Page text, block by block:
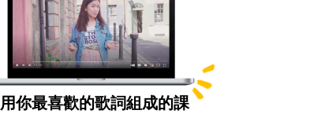
用你最喜歡的歌詞組成的課